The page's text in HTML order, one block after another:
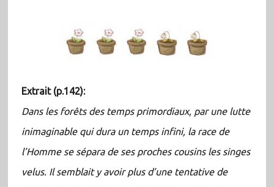
Extrait (p.142):
Dans les forêts des temps primordiaux, par une lutte
inimaginable qui dura un temps infini, la race de
l’Homme se sépara de ses proches cousins les singes
velus. Il semblait y avoir plus d’une tentative de